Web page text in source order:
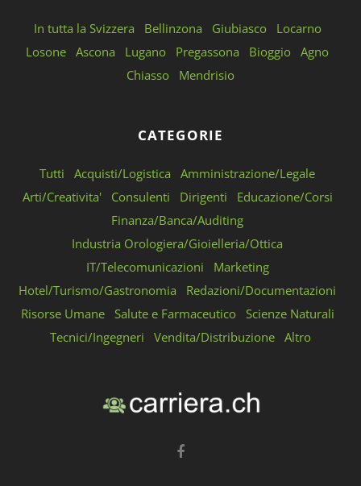
In tutta la Svizzera Bellinzona Giubiasco
Locarno
Losone Ascona Lugano Pregassona Bioggio Agno
Chiasso
Mendrisio
CATEGORIE
Tutti Acquisti/Logistica
Amministrazione/Legale
Arti/Creativita'
Consulenti Dirigenti
Educazione/Corsi
Finanza/Banca/Auditing
Industria Orologiera/Gioielleria/Ottica
IT/Telecomunicazioni
Marketing
Hotel/Turismo/Gastronomia
Redazioni/Documentazioni
Risorse Umane
Salute e Farmaceutico
Scienze Naturali
Tecnici/Ingegneri
Vendita/Distribuzione Altro